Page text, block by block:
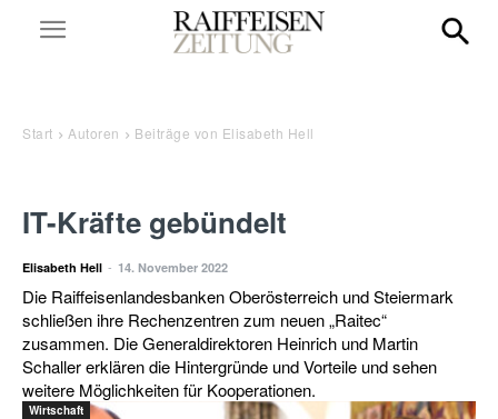
Start Autoren Beiträge von Elisabeth Hell
Wirtschaft
IT-Kräfte gebündelt
Elisabeth Hell - 14. November 2022
Die Raiffeisenlandesbanken Oberösterreich und Steiermark
schließen ihre Rechenzentren zum neuen „Raitec“
zusammen. Die Generaldirektoren Heinrich und Martin
Schaller erklären die Hintergründe und Vorteile und sehen
weitere Möglichkeiten für Kooperationen.